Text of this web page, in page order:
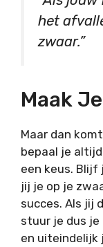
het
zwaar.”
Maak
Maar dan
bepaal je
een keus. Blijf
jij je op je
succes. Als jij
stuur je dus je
en uiteindelijk